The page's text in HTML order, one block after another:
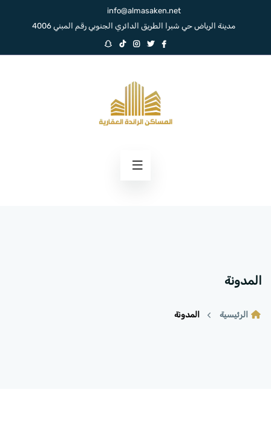
info@almasaken.net
مدينة الرياض حي شبرا الطريق الدائري الجنوبي رقم المبني 4006
المدونة
الرئيسية المدونة